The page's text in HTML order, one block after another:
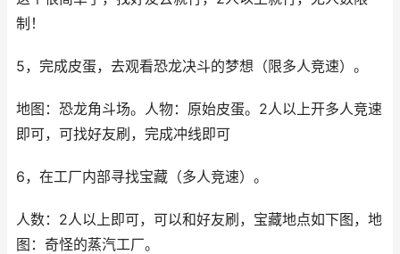
制！
5，完成皮蛋，去观看恐龙决斗的梦想（限多人竞速）。
地图：恐龙角斗场。人物：原始皮蛋。2人以上开多人竞速
即可，可找好友刷，完成冲线即可
6，在工厂内部寻找宝藏（多人竞速）。
人数：2人以上即可，可以和好友刷，宝藏地点如下图，地
图：奇怪的蒸汽工厂。